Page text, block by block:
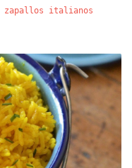
zapallos italianos